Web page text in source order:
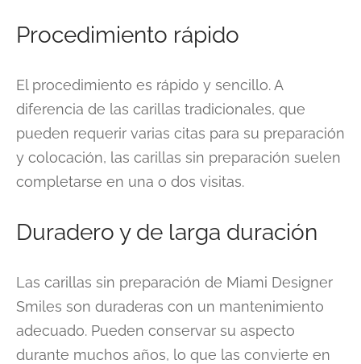
Procedimiento rápido
El procedimiento es rápido y sencillo. A
diferencia de las carillas tradicionales, que
pueden requerir varias citas para su preparación
y colocación, las carillas sin preparación suelen
completarse en una o dos visitas.
Duradero y de larga duración
Las carillas sin preparación de Miami Designer
Smiles son duraderas con un mantenimiento
adecuado. Pueden conservar su aspecto
durante muchos años, lo que las convierte en